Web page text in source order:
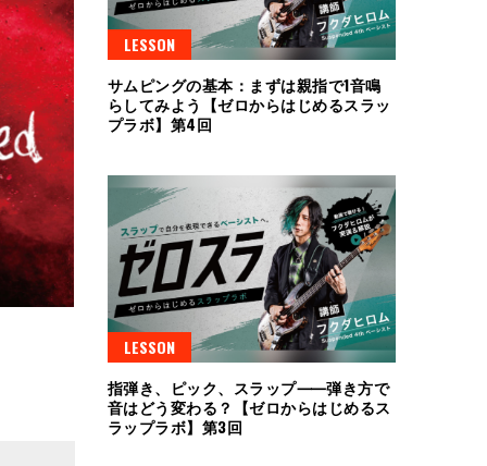
LESSON
サムピングの基本：まずは親指で1音鳴
らしてみよう【ゼロからはじめるスラッ
プラボ】第4回
LESSON
指弾き、ピック、スラップ⸺弾き方で
音はどう変わる？【ゼロからはじめるス
ラップラボ】第3回